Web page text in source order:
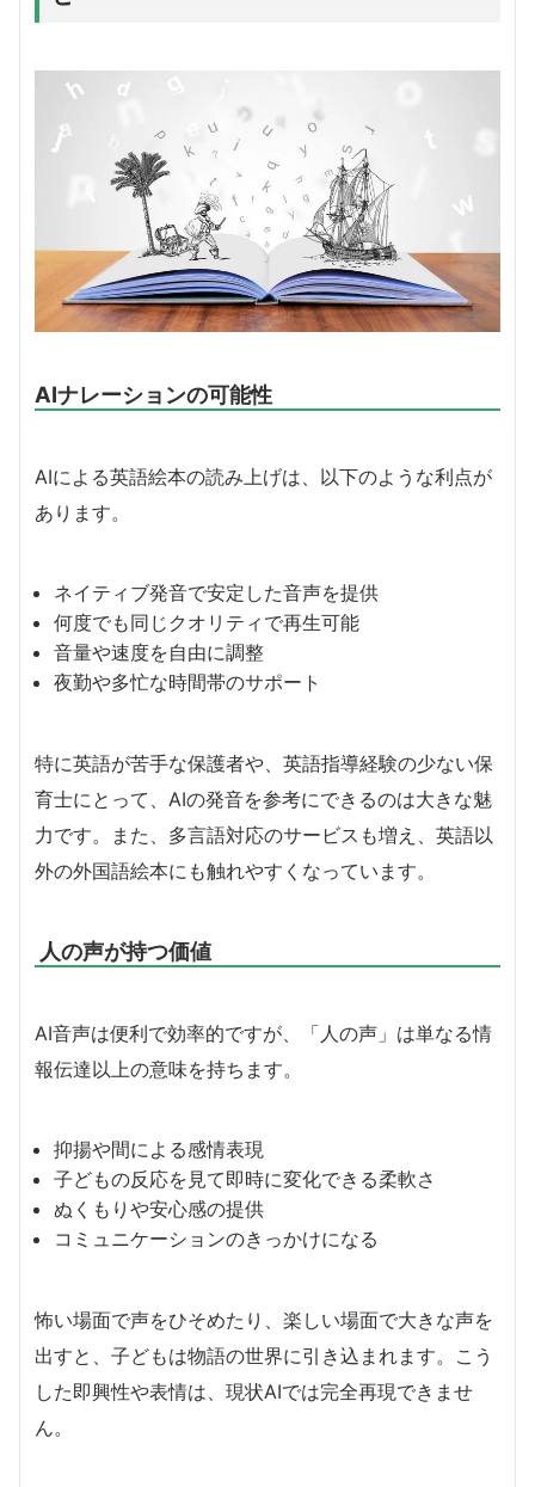
AIナレーションの可能性
AIによる英語絵本の読み上げは、以下のような利点が
あります。
ネイティブ発音で安定した音声を提供
何度でも同じクオリティで再生可能
音量や速度を自由に調整
夜勤や多忙な時間帯のサポート
特に英語が苦手な保護者や、英語指導経験の少ない保
育士にとって、AIの発音を参考にできるのは大きな魅
力です。また、多言語対応のサービスも増え、英語以
外の外国語絵本にも触れやすくなっています。
人の声が持つ価値
AI音声は便利で効率的ですが、「人の声」は単なる情
報伝達以上の意味を持ちます。
抑揚や間による感情表現
子どもの反応を見て即時に変化できる柔軟さ
ぬくもりや安心感の提供
コミュニケーションのきっかけになる
怖い場面で声をひそめたり、楽しい場面で大きな声を
出すと、子どもは物語の世界に引き込まれます。こう
した即興性や表情は、現状AIでは完全再現できませ
ん。